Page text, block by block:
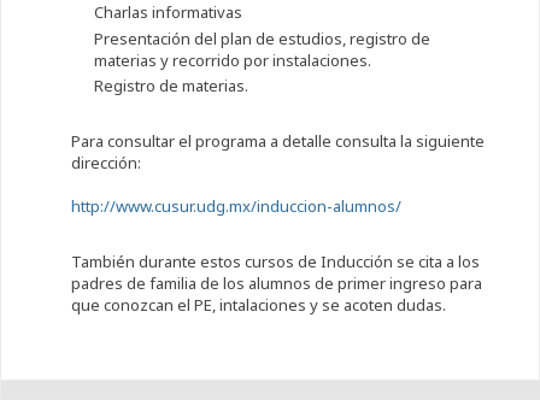
Charlas informativas
Presentación del plan de estudios, registro de
materias y recorrido por instalaciones.
Registro de materias.
Para consultar el programa a detalle consulta la siguiente
dirección:
http://www.cusur.udg.mx/induccion-alumnos/
También durante estos cursos de Inducción se cita a los
padres de familia de los alumnos de primer ingreso para
que conozcan el PE, intalaciones y se acoten dudas.